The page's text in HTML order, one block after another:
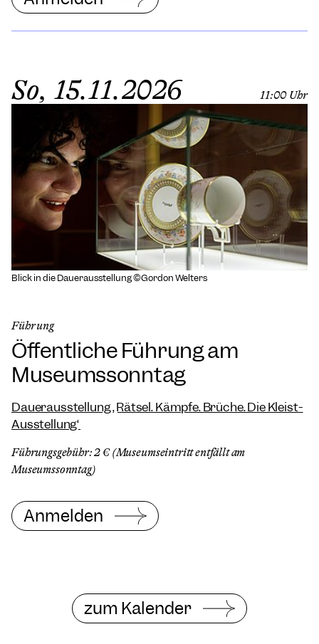
So, 15.11.2026 11:00 Uhr
Blick in die Dauerausstellung ©Gordon Welters
Führung
Öffentliche Führung am
Museumssonntag
Dauerausstellung „Rätsel. Kämpfe. Brüche. Die Kleist-
Ausstellung“
Führungsgebühr: 2 € (Museumseintritt entfällt am
Museumssonntag)
Anmelden
zum Kalender